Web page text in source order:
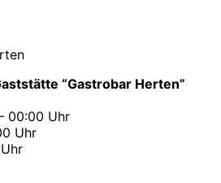
“Gastrobar Herten”
00:00 Uhr
Uhr